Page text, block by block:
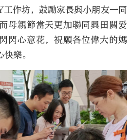
作坊，鼓勵家長與小朋友一同
母親節當天更加聯同興田關愛
閃心意花，祝願各位偉大的媽
樂。